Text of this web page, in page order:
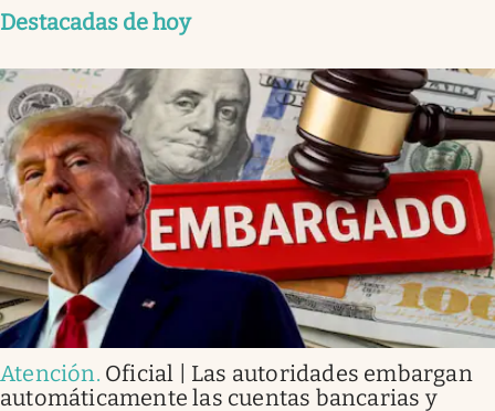
Destacadas de hoy
Atención. Oficial | Las autoridades embargan
automáticamente las cuentas bancarias y